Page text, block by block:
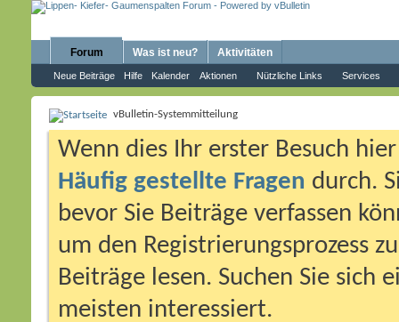
Forum
Neue Beiträge Hilfe Kalender Aktionen Nützliche Links Services
Was ist neu? Aktivitäten
vBulletin-Systemmitteilung
Wenn dies Ihr erster Besuch
Häufig gestellte Fragen durch.
bevor Sie Beiträge verfassen
um den Registrierungsprozess
Beiträge lesen. Suchen Sie sich
meisten interessiert.